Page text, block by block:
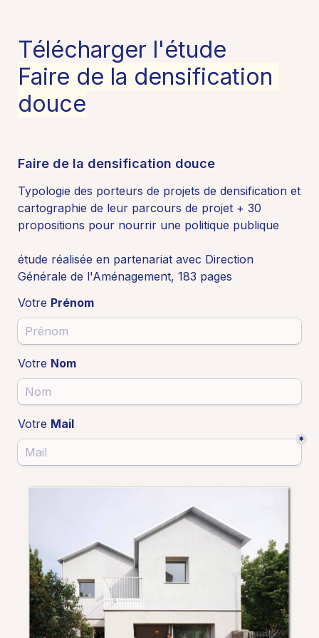
Télécharger l'étude
Faire de la densification
douce
Faire de la densification douce
Typologie des porteurs de projets de densification et
cartographie de leur parcours de projet + 30
étude réalisée en partenariat avec Direction
Générale de l'Aménagement, 183 pages
Votre Prénom
Votre Nom
Votre Mail
*